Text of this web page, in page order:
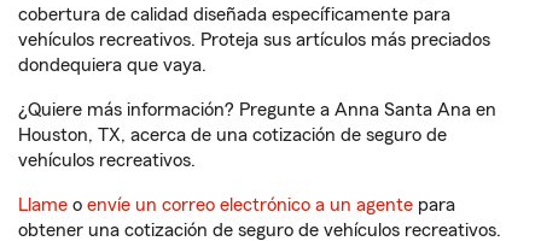
cobertura de calidad diseñada específicamente para
vehículos recreativos. Proteja sus artículos más preciados
dondequiera que vaya.
¿Quiere más información? Pregunte a Anna Santa Ana en
Houston, TX, acerca de una cotización de seguro de
vehículos recreativos.
Llame o envíe un correo electrónico a un agente para
obtener una cotización de seguro de vehículos recreativos.